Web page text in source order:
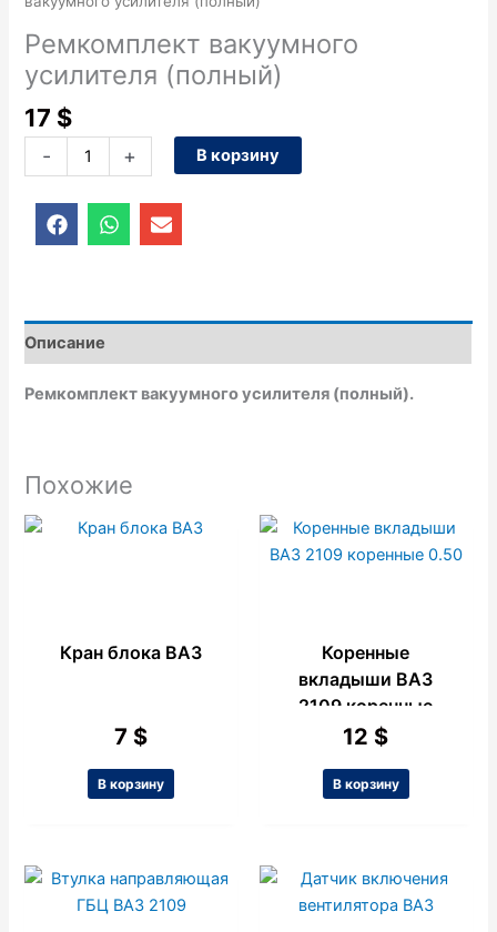
Ремкомплект вакуумного
усилителя (полный)
17 $
-
(полный)
+ В корзину
F
a
o
o
k
W
h
a
p
E
n
o
e
Описание
Ремкомплект вакуумного усилителя (полный).
Похожие
Кран блока ВАЗ
7 $
В корзину
Коренные
вкладыши ВАЗ
2109 коренные
0.50
12 $
В корзину